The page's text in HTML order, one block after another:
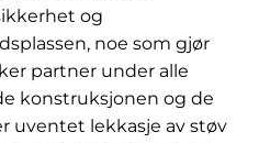
og
noe som gjør
partner under alle
konstruksjonen og de
uventet lekkasje av støv